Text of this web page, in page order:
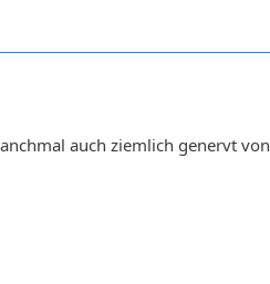
auch ziemlich genervt